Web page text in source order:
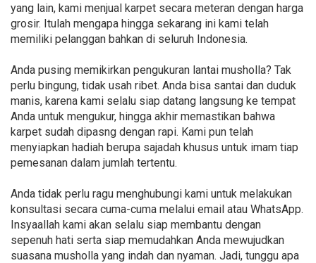
yang lain, kami menjual karpet secara meteran dengan harga
grosir. Itulah mengapa hingga sekarang ini kami telah
memiliki pelanggan bahkan di seluruh Indonesia.
Anda pusing memikirkan pengukuran lantai musholla? Tak
perlu bingung, tidak usah ribet. Anda bisa santai dan duduk
manis, karena kami selalu siap datang langsung ke tempat
Anda untuk mengukur, hingga akhir memastikan bahwa
karpet sudah dipasng dengan rapi. Kami pun telah
menyiapkan hadiah berupa sajadah khusus untuk imam tiap
pemesanan dalam jumlah tertentu.
Anda tidak perlu ragu menghubungi kami untuk melakukan
konsultasi secara cuma-cuma melalui email atau WhatsApp.
Insyaallah kami akan selalu siap membantu dengan
sepenuh hati serta siap memudahkan Anda mewujudkan
suasana musholla yang indah dan nyaman. Jadi, tunggu apa